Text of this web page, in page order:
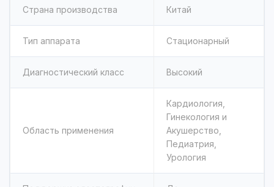
Страна производства Китай
Тип аппарата Стационарный
Диагностический класс Высокий
Область применения
Кардиология,
Гинекология и
Акушерство,
Педиатрия,
Урология